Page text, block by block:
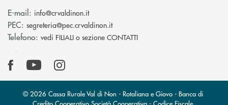
E-mail: info@crvaldinon.it(si apre l’app di posta elettronica)
PEC: segreteria@pec.crvaldinon.it(si apre l’app di posta
Telefono: vedi FILIALI o sezione CONTATTI
© 2026 Cassa Rurale Val di Non - Rotaliana e Giovo - Banca di
Credito Cooperativo Società Cooperativa - Codice Fiscale